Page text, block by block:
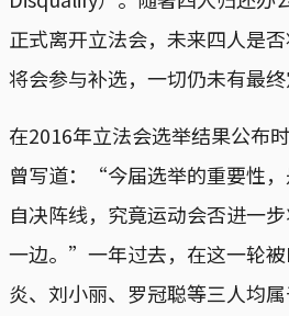
正式离开立法会，未来四人是
将会参与补选，一切仍未有最终
在2016年立法会选举结果公布
曾写道：“今届选举的重要性
自决阵线，究竟运动会否进一
一边。”一年过去，在这一轮
炎、刘小丽、罗冠聪等三人均